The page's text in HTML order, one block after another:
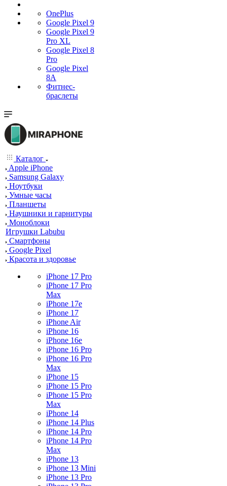
OnePlus
Google Pixel 9
Google Pixel 9
Pro XL
Google Pixel 8
Pro
Google Pixel
8A
Фитнес-
браслеты
Каталог
Apple iPhone
Samsung Galaxy
Ноутбуки
Умные часы
Планшеты
Наушники и гарнитуры
Моноблоки
Игрушки Labubu
Смартфоны
Google Pixel
Красота и здоровье
iPhone 17 Pro
iPhone 17 Pro
Max
iPhone 17e
iPhone 17
iPhone Air
iPhone 16
iPhone 16e
iPhone 16 Pro
iPhone 16 Pro
Max
iPhone 15
iPhone 15 Pro
iPhone 15 Pro
Max
iPhone 14
iPhone 14 Plus
iPhone 14 Pro
iPhone 14 Pro
Max
iPhone 13
iPhone 13 Mini
iPhone 13 Pro